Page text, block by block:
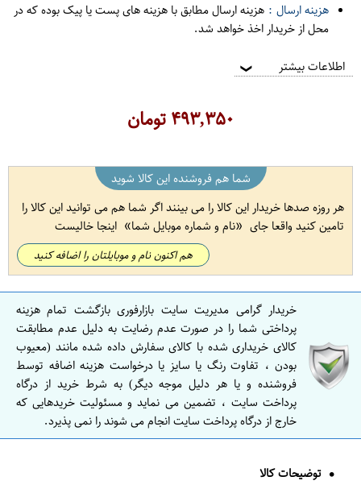
هزینه ارسال : هزینه ارسال مطابق با هزینه های پست یا پیک بوده که در
محل از خریدار اخذ خواهد شد.
اطلاعات بیشتر ❯
۴۹۳,۳۵۰تومان
شما هم فروشنده این کالا شوید
هر روزه صدها خریدار این کالا را می بینند اگر شما هم می توانید این کالا را
تامین کنید واقعا جای
نام و شماره موبایل شما اینجا خالیست
هم اکنون نام و موبایلتان را اضافه کنید
خریدار گرامی مدیریت سایت بازارفوری بازگشت تمام هزینه
پرداختی شما را در صورت عدم رضایت به دلیل عدم مطابقت
کالای خریداری شده با کالای سفارش داده شده مانند (معیوب
بودن ، تفاوت رنگ یا سایز یا درخواست هزینه اضافه توسط
فروشنده و یا هر دلیل موجه دیگر) به شرط خرید از درگاه
پرداخت سایت ، تضمین می نماید و مسئولیت خریدهایی که
خارج از درگاه پرداخت سایت انجام می شوند را نمی پذیرد.
توضیحات کالا